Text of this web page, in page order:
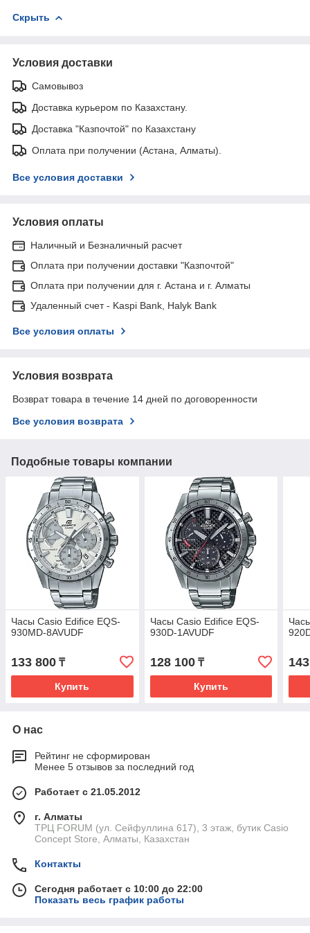
Скрыть
Условия доставки
Самовывоз
Доставка курьером по Казахстану.
Доставка "Казпочтой" по Казахстану
Оплата при получении (Астана, Алматы).
Все условия доставки
Условия оплаты
Наличный и Безналичный расчет
Оплата при получении доставки "Казпочтой"
Оплата при получении для г. Астана и г. Алматы
Удаленный счет - Kaspi Bank, Halyk Bank
Все условия оплаты
Условия возврата
Возврат товара в течение 14 дней по договоренности
Все условия возврата
Подобные товары компании
Часы Casio Edifice EQS-
930MD-8AVUDF
133 800 ₸
Купить
Часы Casio Edifice EQS-
930D-1AVUDF
128 100₸
Купить
О нас
Рейтинг не сформирован
Менее 5 отзывов за последний год
Работает с 21.05.2012
г. Алматы
ТРЦ FORUM (ул. Сейфуллина 617), 3 этаж, бутик Casio
Concept Store, Алматы, Казахстан
Контакты
Сегодня работает с 10:00 до 22:00
Показать весь график работы